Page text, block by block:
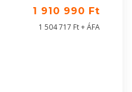
1 910 990 Ft
1 504 717 Ft + ÁFA